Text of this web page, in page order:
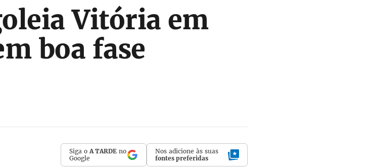
Vitória em
boa fase
Siga o A TARDE no
Google
Nos adicione às suas
fontes preferidas